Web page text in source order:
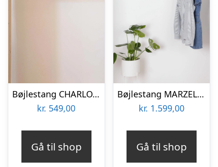
Bøjlestang CHARLOTTE sort
kr. 549,00
Gå til shop
Bøjlestang MARZELLO sølv med messing med hylde (hylden er ikke vist på billedet)
kr. 1.599,00
Gå til shop